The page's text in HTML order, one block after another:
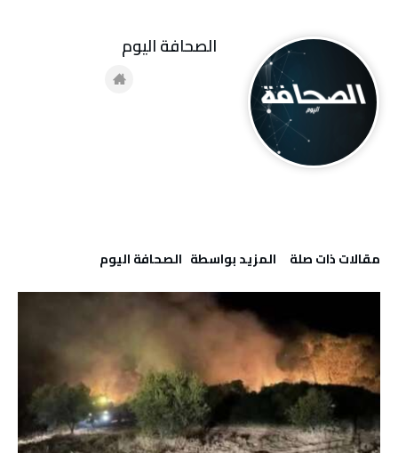
‫مقالات ذات صلة‬ ‫‫المزيد بواسطة‬ ‬ ‭ ‬الصحافة‭ ‬اليوم